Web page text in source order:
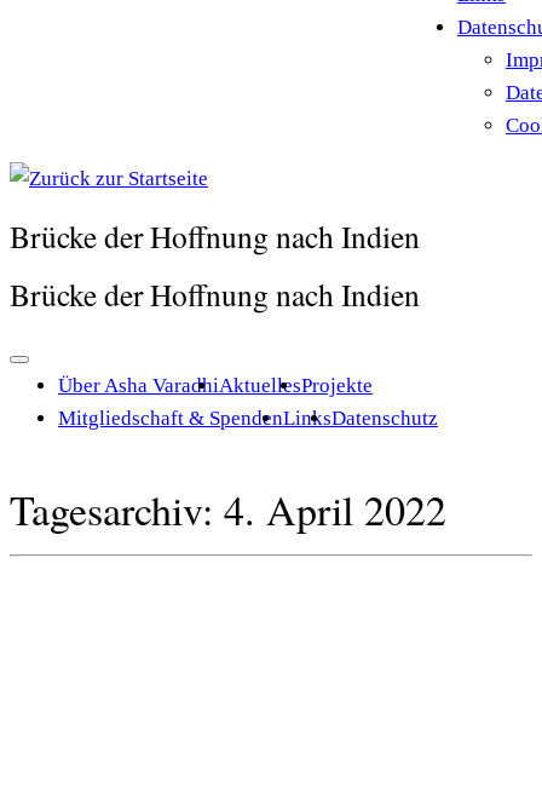
Brücke der Hoffnung nach Indien
Brücke der Hoffnung nach Indien
Über Asha VaradhiAktuellesProjekte
Mitgliedschaft & SpendenLinksDatenschutz
Tagesarchiv: 4. April 2022